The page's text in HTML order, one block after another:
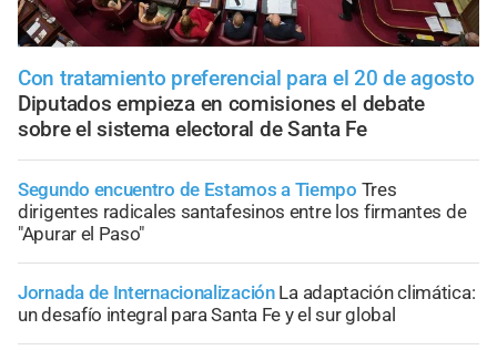
Con tratamiento preferencial para el 20 de agosto
Diputados empieza en comisiones el debate
sobre el sistema electoral de Santa Fe
Segundo encuentro de Estamos a Tiempo Tres
dirigentes radicales santafesinos entre los firmantes de
"Apurar el Paso"
Jornada de Internacionalización La adaptación climática:
un desafío integral para Santa Fe y el sur global